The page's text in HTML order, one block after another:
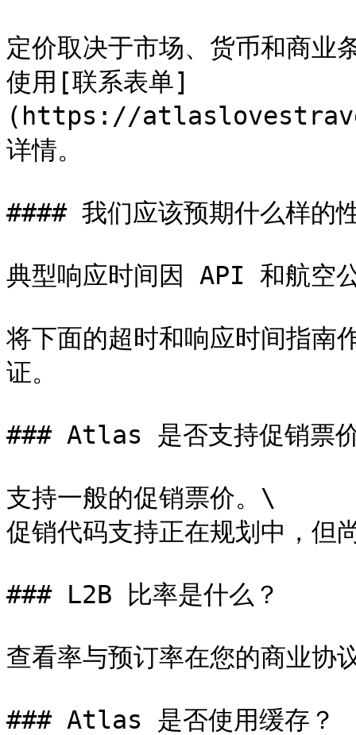
定价取决于市场、货币和商业
使用[联系表单]
(https://
详情。
#### 我们应该预期什么样的
典型响应时间因 API 和航空
将下面的超时和响应时间指南
证。
### Atlas 是否支持促销票
支持一般的促销票价。\
促销代码支持正在规划中，但
### L2B 比率是什么？
查看率与预订率在您的商业协
### Atlas 是否使用缓存？